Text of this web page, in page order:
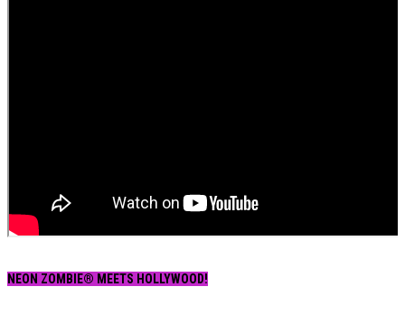
NEON ZOMBIE® MEETS HOLLYWOOD!